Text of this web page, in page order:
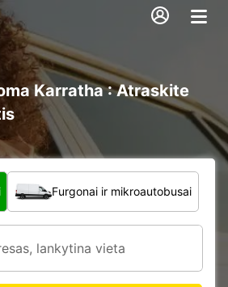
Karratha : Atraskite
Furgonai ir mikroautobusai